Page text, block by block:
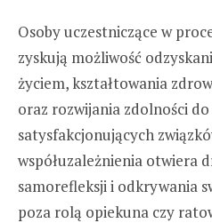
Osoby uczestniczące w
zyskują możliwość
życiem, kształtowania
oraz rozwijania zdolności
satysfakcjonujących
współuzależnienia otwiera
samorefleksji i odkrywania
poza rolą opiekuna czy